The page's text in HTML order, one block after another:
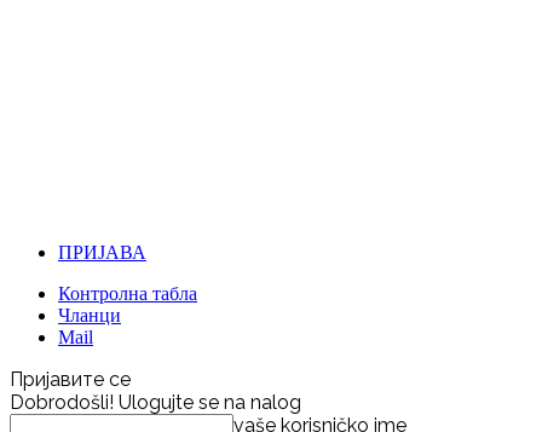
ПРИЈАВА
Контролна табла
Чланци
Mail
Пријавите се
Dobrodošli! Ulogujte se na nalog
vaše korisničko ime